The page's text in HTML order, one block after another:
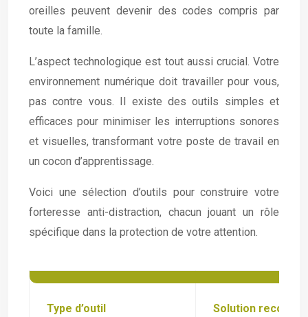
oreilles peuvent devenir des codes compris par
toute la famille.
L’aspect technologique est tout aussi crucial. Votre
environnement numérique doit travailler pour vous,
pas contre vous. Il existe des outils simples et
efficaces pour minimiser les interruptions sonores
et visuelles, transformant votre poste de travail en
un cocon d’apprentissage.
Voici une sélection d’outils pour construire votre
forteresse anti-distraction, chacun jouant un rôle
spécifique dans la protection de votre attention.
Type d’outil Solution